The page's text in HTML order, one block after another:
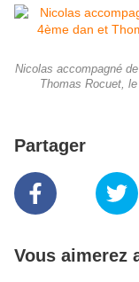
Nicolas accompagné
Thomas Rocuet,
Partager
Vous aimerez